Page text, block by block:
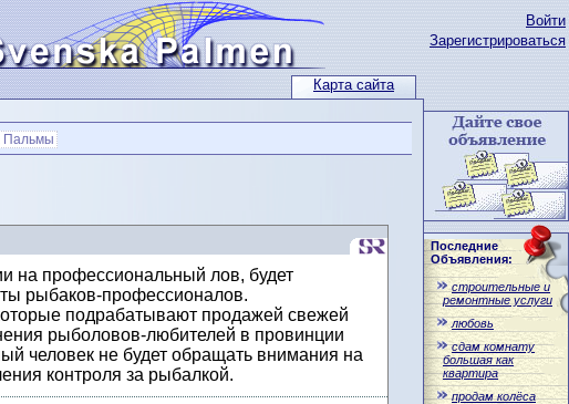
Карта сайта
Войти
Зарегистрироваться
Последние
Объявления:
строительные и
ремонтные услуги
любовь
сдам комнату
большая как
квартира
продам колёса
Пальмы
на профессиональный лов, будет
рыбаков-профессионалов.
подрабатывают продажей свежей
рыболовов-любителей в провинции
человек не будет обращать внимания на
контроля за рыбалкой.